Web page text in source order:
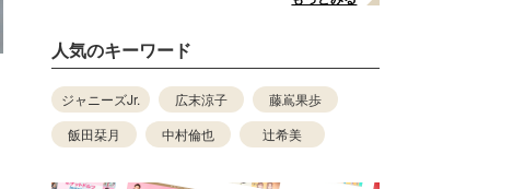
人気のキーワード
ジャニーズJr. 広末涼子
藤嶌果歩
飯田栞月
中村倫也 辻希美